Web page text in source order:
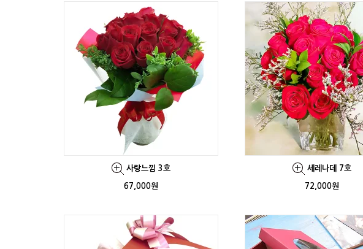
사랑느낌 3호
67,000원
세레나데 7호
72,000원